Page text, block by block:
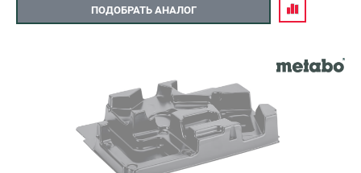
ПОДОБРАТЬ АНАЛОГ